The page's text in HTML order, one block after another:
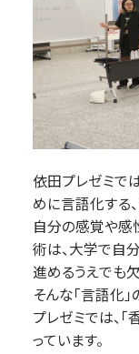
依田プレゼミで
めに言語化する
自分の感覚や感
術は、大学で自
進めるうえでも
そんな「言語化
プレゼミでは、
っています。